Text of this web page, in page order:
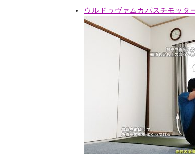
ウルドゥヴァムカパスチモッタ